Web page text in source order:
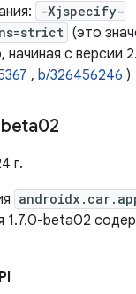
-Xjspecify-
(это
начиная с версии
, b/326456246 )
г.
1.7.0-beta02